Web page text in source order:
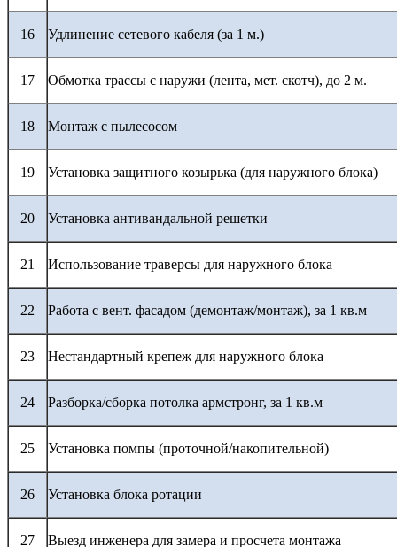
16 Удлинение сетевого кабеля (за 1 м.)
17 Обмотка трассы с наружи (лента, мет. скотч), до 2 м.
18 Монтаж с пылесосом
19 Установка защитного козырька (для наружного блока)
20 Установка антивандальной решетки
21 Использование траверсы для наружного блока
22 Работа с вент. фасадом (демонтаж/монтаж), за 1 кв.м
23 Нестандартный крепеж для наружного блока
24 Разборка/сборка потолка армстронг, за 1 кв.м
25 Установка помпы (проточной/накопительной)
26 Установка блока ротации
27 Выезд инженера для замера и просчета монтажа